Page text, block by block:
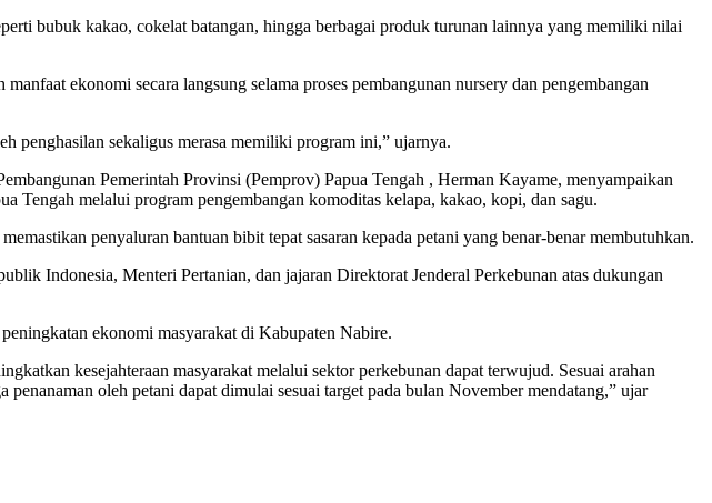
bubuk kakao, cokelat batangan, hingga berbagai produk turunan lainnya yang memiliki nilai
ekonomi secara langsung selama proses pembangunan nursery dan pengembangan
penghasilan sekaligus merasa memiliki program ini,” ujarnya.
Pemerintah Provinsi (Pemprov) Papua Tengah , Herman Kayame, menyampaikan
Tengah melalui program pengembangan komoditas kelapa, kakao, kopi, dan sagu.
penyaluran bantuan bibit tepat sasaran kepada petani yang benar-benar membutuhkan.
Indonesia, Menteri Pertanian, dan jajaran Direktorat Jenderal Perkebunan atas dukungan
ekonomi masyarakat di Kabupaten Nabire.
kesejahteraan masyarakat melalui sektor perkebunan dapat terwujud. Sesuai arahan
oleh petani dapat dimulai sesuai target pada bulan November mendatang,” ujar